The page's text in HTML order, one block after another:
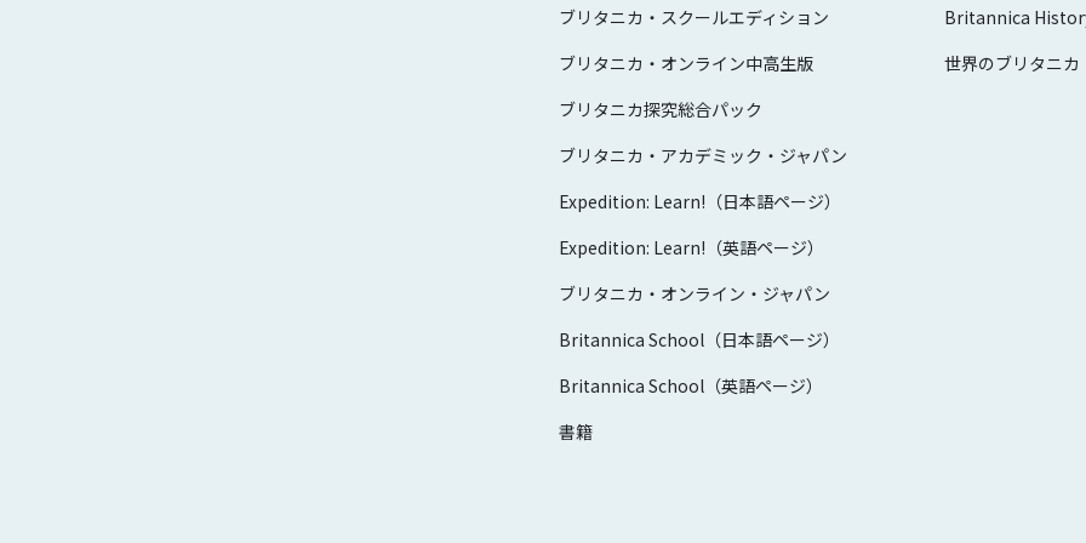
ブリタニカ・スクールエディション
ブリタニカ・オンライン中高生版
ブリタニカ探究総合パック
ブリタニカ・アカデミック・ジャパン
Expedition: Learn!（日本語ページ）
Expedition: Learn!（英語ページ）
ブリタニカ・オンライン・ジャパン
Britannica School（日本語ページ）
Britannica School（英語ページ）
書籍
Britannica
世界のブリタニカ